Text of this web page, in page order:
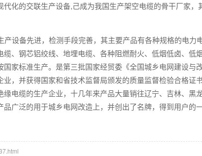
化的交联生产设备,己成为我国生产架空电缆的骨干厂家，
设备先进，检测手段完善，其主要产品有各种规格的电力
、钢芯铝绞线、地埋电缆、各种阻燃耐火、低烟低卤、低
国家标准生产。是第三批国家经贸委《全国城乡电网建设与
，并获得国家和省技术监督局颁发的质量监督检验合格证
电缆的生产企业，十几年来产品大量销往辽宁、吉林、黑龙
广泛的用于城乡电网改造上，并创出了名牌，得到用户的一